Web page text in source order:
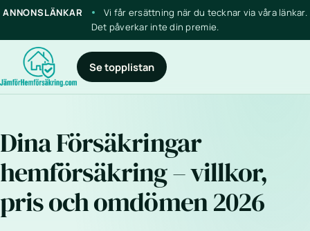
ANNONSLÄNKAR
Vi får ersättning när du tecknar via våra länkar.
Det påverkar inte din premie.
Se topplistan
Dina Försäkringar
hemförsäkring – villkor,
pris och omdömen 2026